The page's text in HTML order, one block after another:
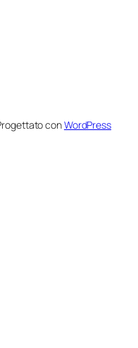
conWordPress